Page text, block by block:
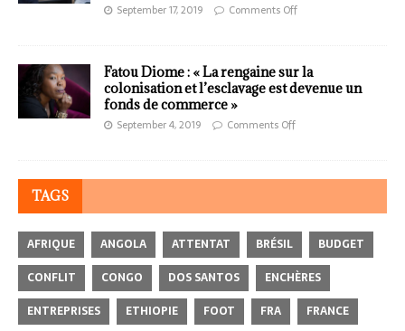
September 17, 2019 Comments Off
Fatou Diome : « La rengaine sur la
colonisation et l’esclavage est devenue un
fonds de commerce »
September 4, 2019 Comments Off
TAGS
AFRIQUE ANGOLA ATTENTAT BRÉSIL
BUDGET
CONFLIT
CONGO DOS SANTOS
ENCHÈRES
ENTREPRISES
ETHIOPIE FOOT FRA FRANCE